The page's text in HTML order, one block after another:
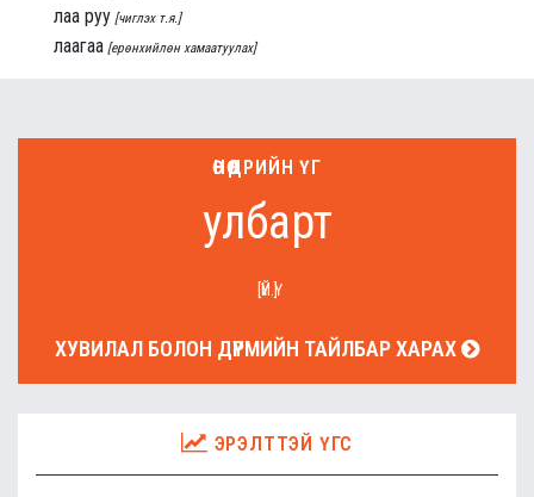
лаа руу [чиглэх т.я.]
лаагаа [ерөнхийлөн хамаатуулах]
ӨНӨӨДРИЙН ҮГ
улбарт
[ҮЙ.Ү]
ХУВИЛАЛ БОЛОН ДҮРМИЙН ТАЙЛБАР ХАРАХ
ЭРЭЛТТЭЙ ҮГС